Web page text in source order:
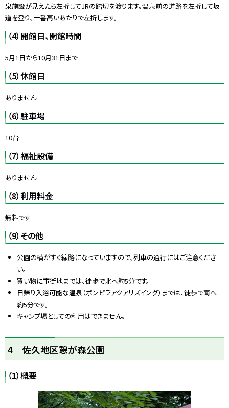
泉施設が見えたら左折してJRの踏切を渡ります。温泉前の道路を左折して坂
道を登り、一番高いあたりで左折します。
（4）開館日、開館時間
5月1日から10月31日まで
（5）休館日
ありません
（6）駐車場
10台
（7）福祉設備
ありません
（8）利用料金
無料です
（9）その他
公園の横がすぐ線路になっていますので、列車の通行にはご注意くださ
い。
買い物に市街地までは、徒歩で北へ約5分です。
日帰り入浴可能な温泉（ポンピラアクアリズイング）までは、徒歩で南へ
約5分です。
キャンプ場としての利用はできません。
ッ
に
4 佐久地区憩が森公園
（1）概要